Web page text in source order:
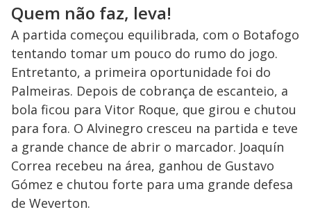
Quem não faz, leva!
A partida começou equilibrada, com o Botafogo
tentando tomar um pouco do rumo do jogo.
Entretanto, a primeira oportunidade foi do
Palmeiras. Depois de cobrança de escanteio, a
bola ficou para Vitor Roque, que girou e chutou
para fora. O Alvinegro cresceu na partida e teve
a grande chance de abrir o marcador. Joaquín
Correa recebeu na área, ganhou de Gustavo
Gómez e chutou forte para uma grande defesa
de Weverton.